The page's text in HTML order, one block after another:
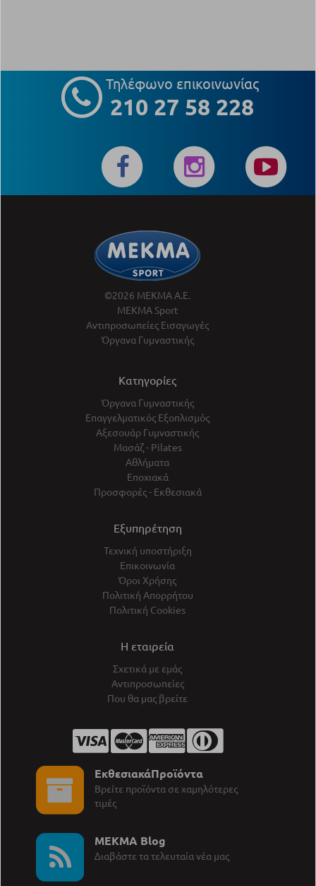
Τηλέφωνο επικοινωνίας
210 27 58 228
©2026 ΜΕΚΜΑ Α.Ε.
ΜΕΚΜΑ Sport
Αντιπροσωπείες Εισαγωγές
Όργανα Γυμναστικής
Κατηγορίες
Όργανα Γυμναστικής
Επαγγελματικός Εξοπλισμός
Αξεσουάρ Γυμναστικής
Μασάζ - Pilates
Αθλήματα
Εποχιακά
Προσφορές - Εκθεσιακά
Εξυπηρέτηση
Τεχνική υποστήριξη
Επικοινωνία
Όροι Χρήσης
Πολιτική Απορρήτου
Πολιτική Cookies
Η εταιρεία
Σχετικά με εμάς
Αντιπροσωπείες
Που θα μας βρείτε
ΕκθεσιακάΠροϊόντα
Βρείτε προϊόντα σε χαμηλότερες
τιμές
MEKMA Blog
∆ιαβάστε τα τελευταία νέα μας